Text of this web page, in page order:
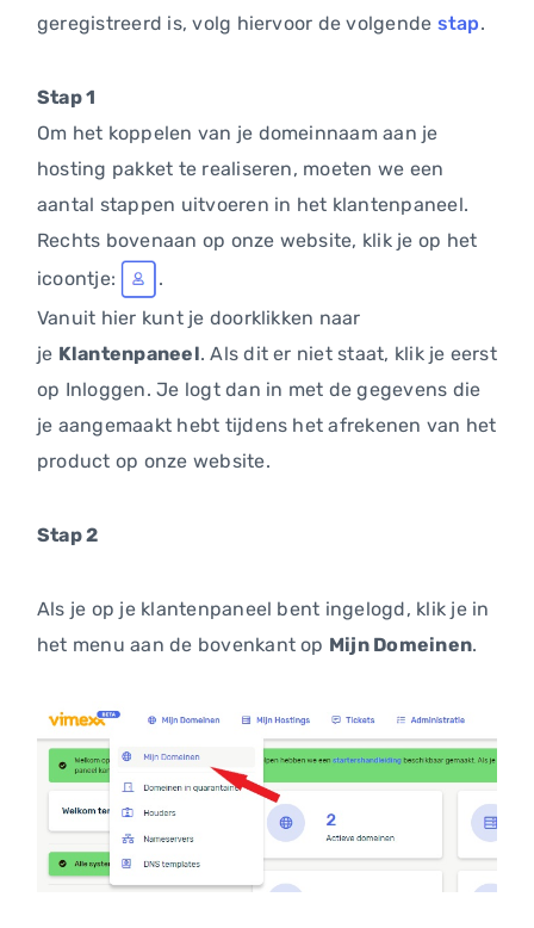
geregistreerd is, volg hiervoor de volgende stap.
Stap 1
Om het koppelen van je domeinnaam aan je
hosting pakket te realiseren, moeten we een
aantal stappen uitvoeren in het klantenpaneel.
Rechts bovenaan op onze website, klik je op het
icoontje:
.
Vanuit hier kunt je doorklikken naar
je Klantenpaneel. Als dit er niet staat, klik je eerst
op Inloggen. Je logt dan in met de gegevens die
je aangemaakt hebt tijdens het afrekenen van het
product op onze website.
Stap 2
Als je op je klantenpaneel bent ingelogd, klik je in
het menu aan de bovenkant op Mijn Domeinen.